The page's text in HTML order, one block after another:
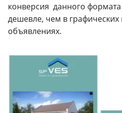
конверсия данного
дешевле, чем в графических
объявлениях.